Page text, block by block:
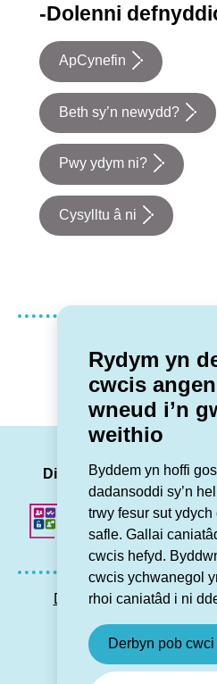
Rydym yn
cwcis
wneud i’n
weithio
Byddem yn hoffi
dadansoddi sy’n
trwy fesur sut ydych
safle. Gallai
cwcis hefyd.
cwcis ychwanegol
rhoi caniatâd i ni
Derbyn pob cwci
-Dolenni
ApCynefin
Beth sy’n newydd?
Pwy ydym ni?
Cysylltu â ni
Oedd
Dilynwch ni
Datganiad hygyrchedd
© Grŵp Cynefin 2024.